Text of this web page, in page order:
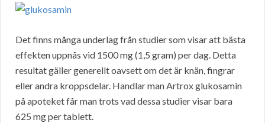
Det finns många underlag från studier som visar att bästa
effekten uppnås vid 1500 mg (1,5 gram) per dag. Detta
resultat gäller generellt oavsett om det är knän, fingrar
eller andra kroppsdelar. Handlar man Artrox glukosamin
på apoteket får man trots vad dessa studier visar bara
625 mg per tablett.